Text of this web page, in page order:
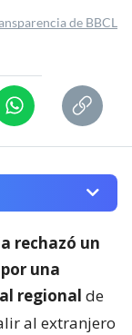
de BBCL
rechazó un
una
regional de
al extranjero